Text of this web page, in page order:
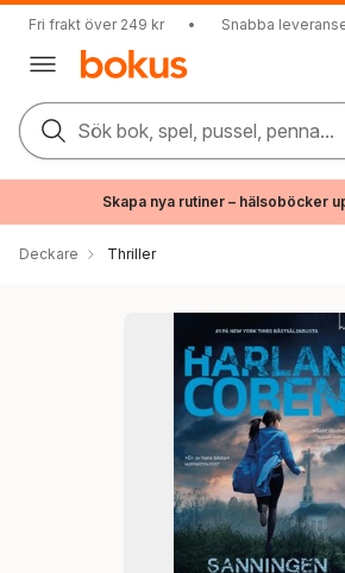
Fri frakt över 249 kr • Snabba
Sök bok, spel, pussel, penna...
Skapa nya rutiner – hälsoböcker
Deckare Thriller